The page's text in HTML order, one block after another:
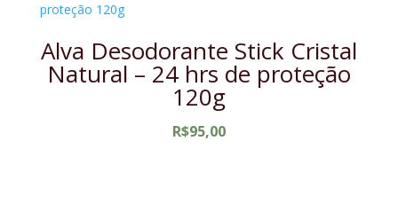
Alva Desodorante Stick Cristal
Natural – 24 hrs de proteção
120g
R$95,00